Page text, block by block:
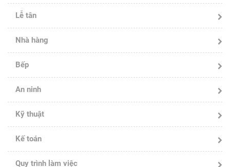
Lễ tân
Nhà hàng
Bếp
An ninh
Kỹ thuật
Kế toán
Quy trình làm việc